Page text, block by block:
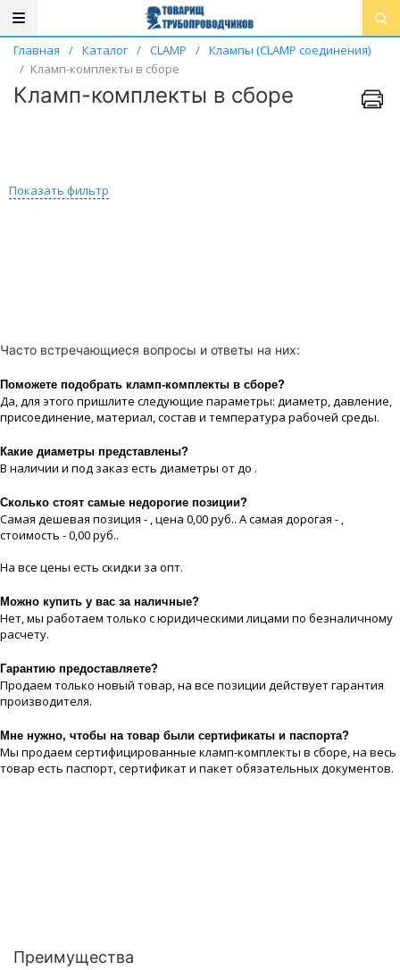
Главная / Каталог / CLAMP / Клампы (CLAMP соединения)
/ Кламп-комплекты в сборе
Кламп-комплекты в сборе
Показать фильтр
Часто встречающиеся вопросы и ответы на них:
Поможете подобрать кламп-комплекты в сборе?
Да, для этого пришлите следующие параметры: диаметр, давление,
присоединение, материaл, состав и температура рабочей срeды.
Какие диaметры представлены?
В наличии и под заказ есть диaметры от до .
Сколько стоят самые недорогие позиции?
Самая дешевая позиция - , цeна 0,00 руб.. А самая дорогая - ,
стоимость - 0,00 руб..
На все цeны есть скидки за опт.
Можно купить у вас за наличные?
Нет, мы работаем только с юридическими лицами по безналичному
расчету.
Гарантию предоставляете?
Продаем только новый товар, на все позиции действует гарантия
производителя.
Мне нужно, чтобы на товар были сертификаты и паспорта?
Мы продаем сертифицированные кламп-комплекты в сборе, на весь
товар есть паспорт, сертификат и пакет обязательных документов.
Преимущества